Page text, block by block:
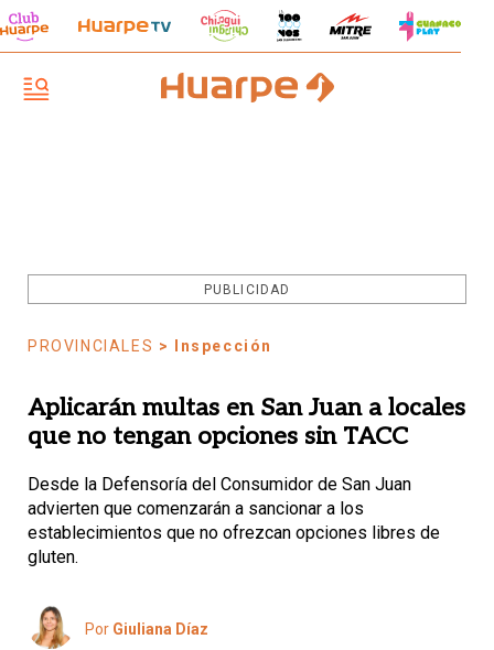
PUBLICIDAD
PROVINCIALES > Inspección
Aplicarán multas en San Juan a locales
que no tengan opciones sin TACC
Desde la Defensoría del Consumidor de San Juan
advierten que comenzarán a sancionar a los
establecimientos que no ofrezcan opciones libres de
gluten.
Por Giuliana Díaz